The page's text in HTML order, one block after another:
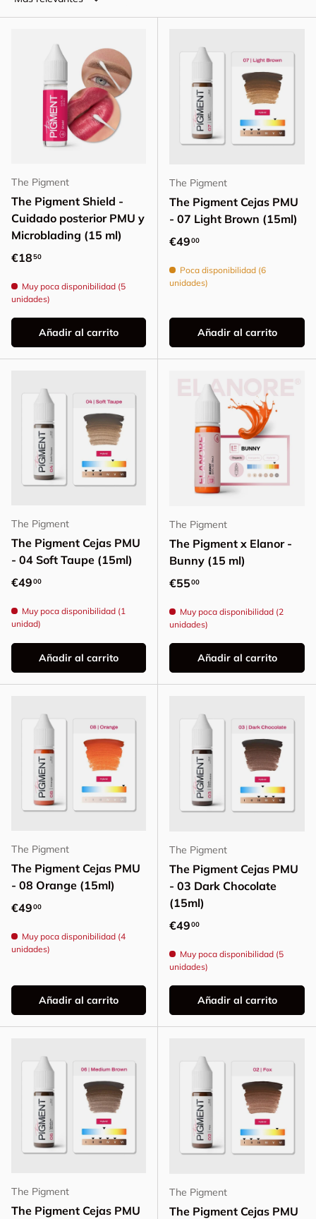
The Pigment
The Pigment Shield -
Cuidado posterior PMU y
Microblading (15 ml)
Precio normal
€1850
Muy poca disponibilidad (5
unidades)
Añadir al carrito
The Pigment
The Pigment Cejas PMU
- 07 Light Brown (15ml)
Precio normal
€4900
Poca disponibilidad (6
unidades)
Añadir al carrito
The Pigment
The Pigment Cejas PMU
- 04 Soft Taupe (15ml)
Precio normal
€4900
Muy poca disponibilidad (1
unidad)
Añadir al carrito
The Pigment
The Pigment x Elanor -
Bunny (15 ml)
Precio normal
€5500
Muy poca disponibilidad (2
unidades)
Añadir al carrito
The Pigment
The Pigment Cejas PMU
- 08 Orange (15ml)
Precio normal
€4900
Muy poca disponibilidad (4
unidades)
Añadir al carrito
The Pigment
The Pigment Cejas PMU
- 03 Dark Chocolate
(15ml)
Precio normal
€4900
Muy poca disponibilidad (5
unidades)
Añadir al carrito
The Pigment
The Pigment Cejas PMU
The Pigment
The Pigment Cejas PMU